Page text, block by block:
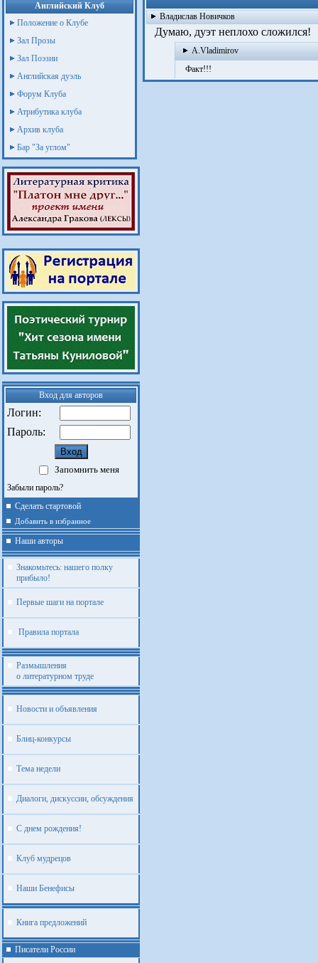
Английский Клуб
Положение о Клубе
Зал Прозы
Зал Поэзии
Английская дуэль
Форум Клуба
Атрибутика клуба
Архив клуба
Бар "За углом"
Вход для авторов
Логин:
Пароль:
Запомнить меня
Забыли пароль?
Сделать стартовой
Добавить в избранное
Наши авторы
Знакомьтесь: нашего полку
прибыло!
Первые шаги на портале
Правила портала
Размышления
о литературном труде
Новости и объявления
Блиц-конкурсы
Тема недели
Диалоги, дискуссии, обсуждения
С днем рождения!
Клуб мудрецов
Наши Бенефисы
Книга предложений
Писатели России
Владислав Новичков
Думаю, дуэт неплохо сложился!
A.Vladimirov
Факт!!!